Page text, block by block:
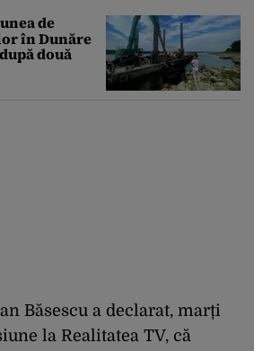
de
în Dunăre
două
Băsescu a declarat, marți
la Realitatea TV, că